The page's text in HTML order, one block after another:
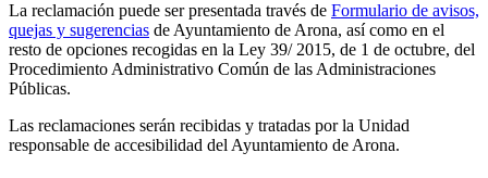
La reclamación puede ser presentada través de Formulario de avisos,
quejas y sugerencias de Ayuntamiento de Arona, así como en el
resto de opciones recogidas en la Ley 39/ 2015, de 1 de octubre, del
Procedimiento Administrativo Común de las Administraciones
Públicas.
Las reclamaciones serán recibidas y tratadas por la Unidad
responsable de accesibilidad del Ayuntamiento de Arona.